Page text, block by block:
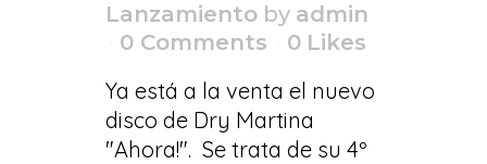
Lanzamiento by admin
0 Comments
0 Likes
Ya está a la venta el nuevo
disco de Dry Martina
"Ahora!". Se trata de su 4º